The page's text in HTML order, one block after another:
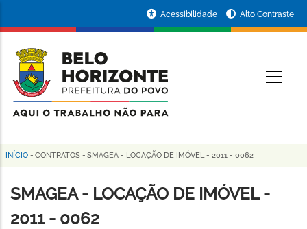
conteúdo
principal
da
Prefeitura
de
Horizonte
Acessibilidade Alto Contraste
Trilha
de
navegação
INÍCIO - CONTRATOS - SMAGEA - LOCAÇÃO DE IMÓVEL - 2011 - 0062
SMAGEA - LOCAÇÃO DE IMÓVEL -
2011 - 0062